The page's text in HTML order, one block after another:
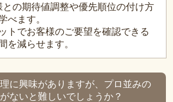
の期待値調整や優先順位の付け方
べます。
トでお客様のご要望を確認できる
を減らせます。
に興味がありますが、プロ並みの
ないと難しいでしょうか？